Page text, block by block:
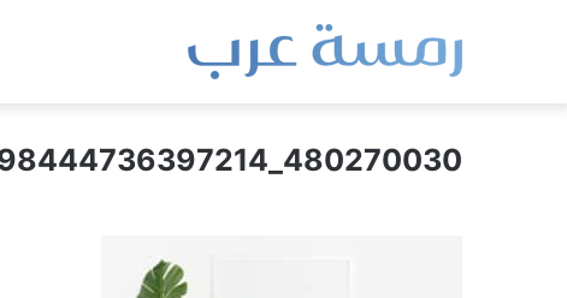
480270030_598444736397214_4318892719856999740_n